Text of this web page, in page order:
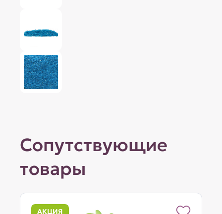
Сопутствующие
товары
АКЦИЯ